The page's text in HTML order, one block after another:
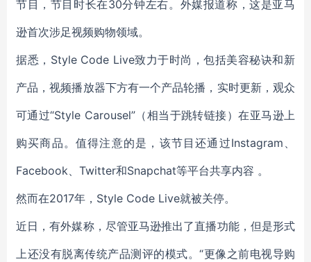
节目，节目时长在30分钟左右。外媒报道称，这是亚马
逊首次涉足视频购物领域。
据悉，Style Code Live致力于时尚，包括美容秘诀和新
产品，视频播放器下方有一个产品轮播，实时更新，观众
可通过“Style Carousel”（相当于跳转链接）在亚马逊上
购买商品。值得注意的是，该节目还通过Instagram、
Facebook、Twitter和Snapchat等平台共享内容 。
然而在2017年，Style Code Live就被关停。
近日，有外媒称，尽管亚马逊推出了直播功能，但是形式
上还没有脱离传统产品测评的模式。“更像之前电视导购